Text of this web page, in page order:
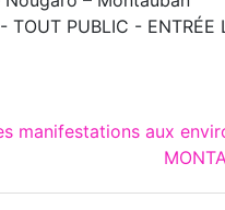
TOUT PUBLIC - ENTRÉE
manifestations aux